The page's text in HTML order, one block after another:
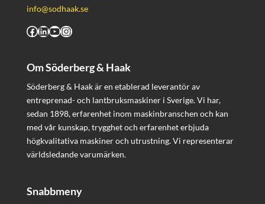
info@sodhaak.se
Facebook
LinkedIn
YouTube
Instagram
Om Söderberg & Haak
Söderberg & Haak är en etablerad leverantör av
entreprenad- och lantbruksmaskiner i Sverige. Vi har,
sedan 1898, erfarenhet inom maskinbranschen och kan
med vår kunskap, trygghet och erfarenhet erbjuda
högkvalitativa maskiner och utrustning. Vi representerar
världsledande varumärken.
Snabbmeny